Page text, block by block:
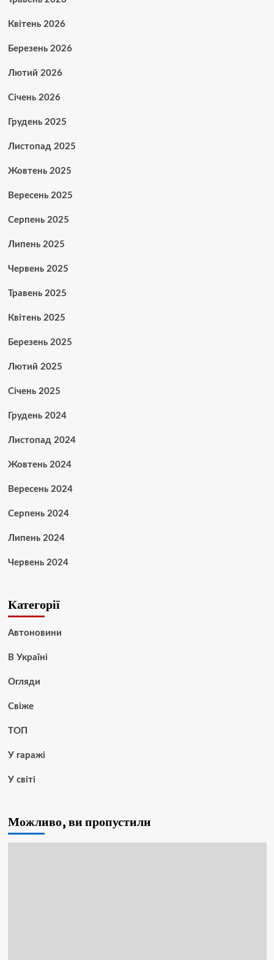
Квітень 2026
Березень 2026
Лютий 2026
Січень 2026
Грудень 2025
Листопад 2025
Жовтень 2025
Вересень 2025
Серпень 2025
Липень 2025
Червень 2025
Травень 2025
Квітень 2025
Березень 2025
Лютий 2025
Січень 2025
Грудень 2024
Листопад 2024
Жовтень 2024
Вересень 2024
Серпень 2024
Липень 2024
Червень 2024
Категорії
Автоновини
В Україні
Огляди
Свіже
ТОП
У гаражі
У світі
Можливо, ви пропустили